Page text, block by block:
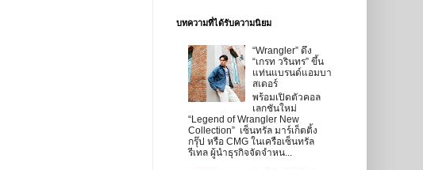
บทความที่ได้รับความนิยม
“Wrangler” ดึง
“เกรท วรินทร” ขึ้น
แท่นแบรนด์แอมบา
สเดอร์
พร้อมเปิดตัวคอล
เลกชันใหม่
“Legend of Wrangler New
Collection” เซ็นทรัล มาร์เก็ตติ้ง
กรุ๊ป หรือ CMG ในเครือเซ็นทรัล
รีเทล ผู้นำธุรกิจจัดจำหน...